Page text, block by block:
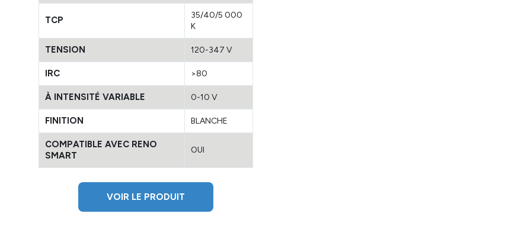
TCP
35/40/5 000
K
TENSION 120-347 V
IRC >80
À INTENSITÉ VARIABLE 0-10 V
FINITION BLANCHE
COMPATIBLE AVEC RENO
SMART
OUI
VOIR LE PRODUIT